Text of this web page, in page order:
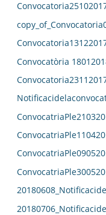
Convocatòria